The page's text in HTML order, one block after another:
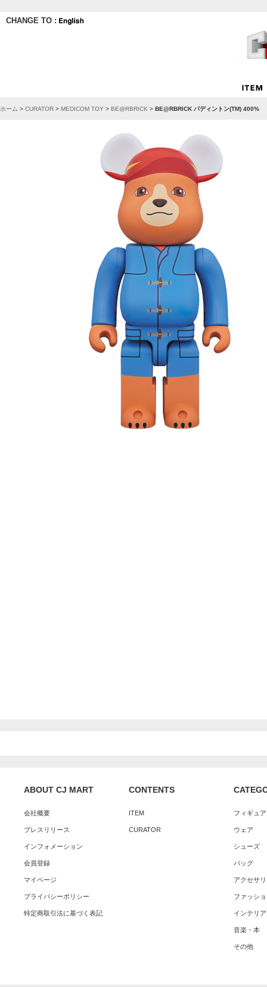
CHANGE TO :
ホーム > CURATOR > MEDICOM TOY > BE@RBRICK > BE@RBRICK パディントン(TM) 400%
ABOUT CJ MART
会社概要
プレスリリース
インフォメーション
会員登録
マイページ
プライバシーポリシー
特定商取引法に基づく表記
CONTENTS
ITEM
CURATOR
フィギュ
ウェア
シューズ
バッグ
アクセサ
ファッシ
インテリア
音楽・本
その他